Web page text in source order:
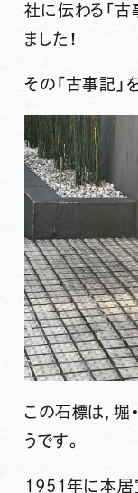
社に伝わる「古
ました！
その「古事記」
この石標は，
うです。
1951年に本居